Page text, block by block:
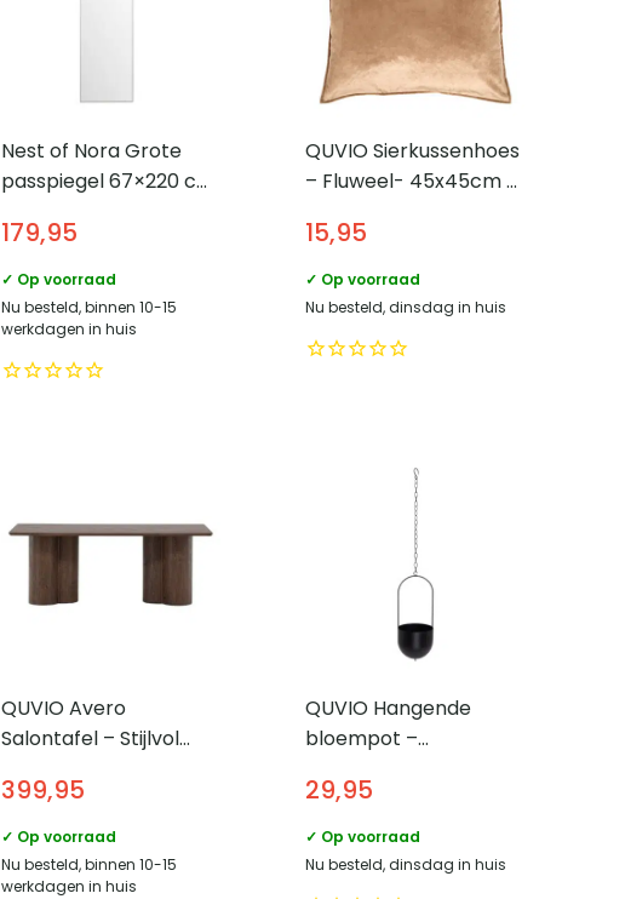
Nest of Nora Grote
passpiegel 67×220 cm
Zilver
179,95
✓ Op voorraad
Nu besteld, binnen 10-15
werkdagen in huis
QUVIO Sierkussenhoes
– Fluweel- 45x45cm –
15,95
✓ Op voorraad
Nu besteld, dinsdag in huis
QUVIO Avero
Salontafel – Stijlvol
60×120 cm
399,95
✓ Op voorraad
Nu besteld, binnen 10-15
werkdagen in huis
QUVIO Hangende
bloempot –
Zwart
29,95
✓ Op voorraad
Nu besteld, dinsdag in huis